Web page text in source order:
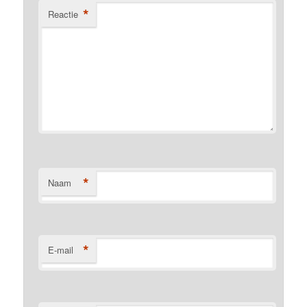
Reactie *
Naam *
E-mail *